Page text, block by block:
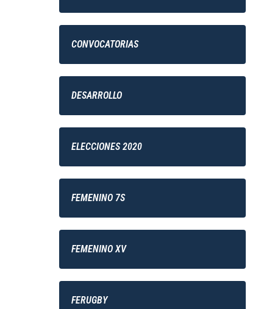
CONVOCATORIAS
DESARROLLO
ELECCIONES 2020
FEMENINO 7S
FEMENINO XV
FERUGBY